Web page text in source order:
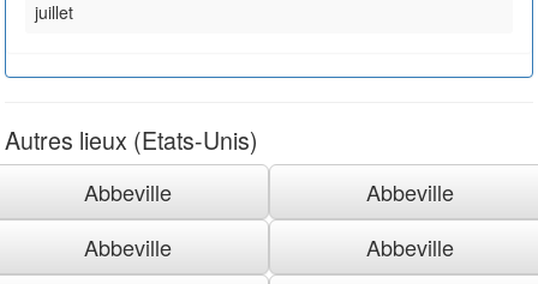
juillet
Autres lieux (Etats-Unis)
Abbeville
Abbeville
Abbeville
Abbeville